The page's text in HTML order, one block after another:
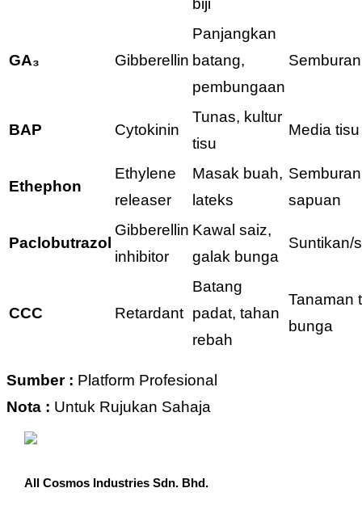
biji
GA₃ Gibberellin
Panjangkan
batang,
pembungaan
Semburan
BAP Cytokinin
Tunas, kultur
tisu
Media tisu
Ethephon
Ethylene
releaser
Masak buah,
lateks
sapuan
Paclobutrazol
Gibberellin
inhibitor
Kawal saiz,
galak bunga
Suntikan/
CCC Retardant
Batang
padat, tahan
rebah
Tanaman
bunga
Sumber : Platform Profesional
Nota : Untuk Rujukan Sahaja
All Cosmos Industries Sdn. Bhd.